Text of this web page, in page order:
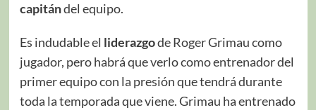
capitándel equipo.
Es indudable el liderazgode Roger Grimau como
jugador, pero habrá que verlo como entrenador del
primer equipo con la presión que tendrá durante
toda la temporada que viene. Grimau ha entrenado